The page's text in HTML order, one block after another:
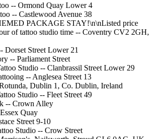
-- Ormond Quay Lower 4
-- Castlewood Avenue 38
PACKAGE STAY!\n\nListed price
of tattoo studio time -- Coventry CV2 2GH,
Dorset Street Lower 21
-- Parliament Street
Studio -- Clanbrassil Street Lower 29
-- Anglesea Street 13
Dublin 1, Co. Dublin, Ireland
Studio -- Fleet Street 49
-- Crown Alley
Quay
Street 9-10
Studio -- Crow Street